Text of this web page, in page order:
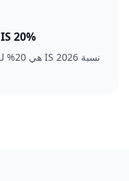
IS 20% للمقاولات الصغرى